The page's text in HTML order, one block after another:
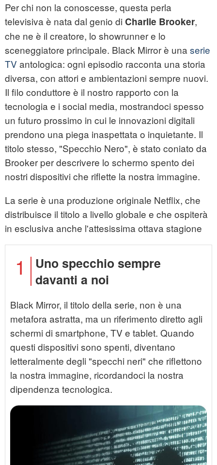
Per chi non la conoscesse, questa perla
televisiva è nata dal genio di Charlie Brooker,
che ne è il creatore, lo showrunner e lo
sceneggiatore principale. Black Mirror è una serie
TV antologica: ogni episodio racconta una storia
diversa, con attori e ambientazioni sempre nuovi.
Il filo conduttore è il nostro rapporto con la
tecnologia e i social media, mostrandoci spesso
un futuro prossimo in cui le innovazioni digitali
prendono una piega inaspettata o inquietante. Il
titolo stesso, "Specchio Nero", è stato coniato da
Brooker per descrivere lo schermo spento dei
nostri dispositivi che riflette la nostra immagine.
La serie è una produzione originale Netflix, che
distribuisce il titolo a livello globale e che ospiterà
in esclusiva anche l'attesissima ottava stagione
1
Uno specchio sempre
davanti a noi
Black Mirror, il titolo della serie, non è una
metafora astratta, ma un riferimento diretto agli
schermi di smartphone, TV e tablet. Quando
questi dispositivi sono spenti, diventano
letteralmente degli "specchi neri" che riflettono
la nostra immagine, ricordandoci la nostra
dipendenza tecnologica.